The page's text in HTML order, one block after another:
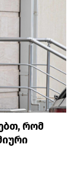
რომ